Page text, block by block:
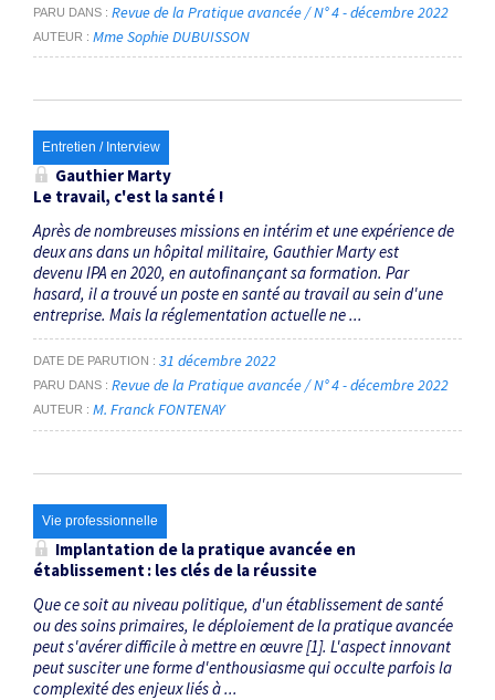
PARU DANS Revue de la Pratique avancée / N° 4 - décembre 2022
AUTEUR Mme Sophie DUBUISSON
Entretien / Interview
Gauthier Marty
Le travail, c'est la santé !
Après de nombreuses missions en intérim et une expérience de
deux ans dans un hôpital militaire, Gauthier Marty est
devenu IPA en 2020, en autofinançant sa formation. Par
hasard, il a trouvé un poste en santé au travail au sein d'une
entreprise. Mais la réglementation actuelle ne ...
DATE DE PARUTION 31 décembre 2022
PARU DANS Revue de la Pratique avancée / N° 4 - décembre 2022
AUTEUR M. Franck FONTENAY
Vie professionnelle
Implantation de la pratique avancée en
établissement : les clés de la réussite
Que ce soit au niveau politique, d'un établissement de santé
ou des soins primaires, le déploiement de la pratique avancée
peut s'avérer difficile à mettre en œuvre [1]. L'aspect innovant
peut susciter une forme d'enthousiasme qui occulte parfois la
complexité des enjeux liés à ...